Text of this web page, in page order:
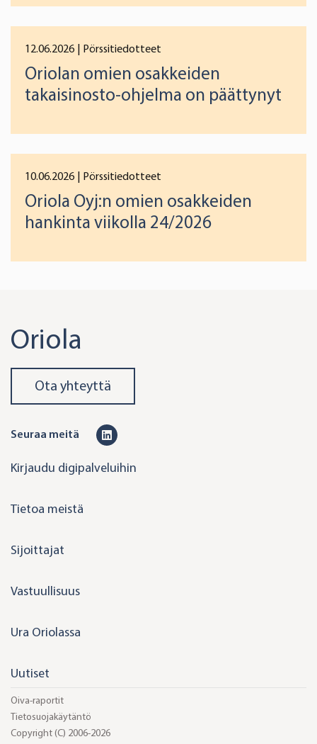
12.06.2026 | Pörssitiedotteet
Oriolan omien osakkeiden
takaisinosto-ohjelma on päättynyt
10.06.2026 | Pörssitiedotteet
Oriola Oyj:n omien osakkeiden
hankinta viikolla 24/2026
Oriola
Ota yhteyttä
Seuraa meitä
n
Kirjaudu digipalveluihin
Tietoa meistä
Sijoittajat
Vastuullisuus
Ura Oriolassa
Uutiset
Oiva-raportit
Tietosuojakäytäntö
Copyright (C) 2006-2026